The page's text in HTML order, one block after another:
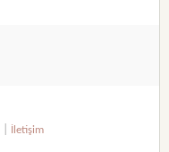
İletişim